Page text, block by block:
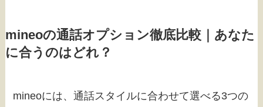
mineoの通話オプション徹底比較｜あなた
に合うのはどれ？
mineoには、通話スタイルに合わせて選べる3つの